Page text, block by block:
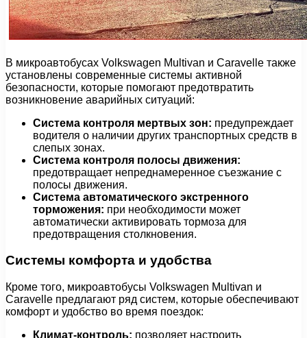
В микроавтобусах Volkswagen Multivan и Caravelle также
установлены современные системы активной
безопасности, которые помогают предотвратить
возникновение аварийных ситуаций:
Система контроля мертвых зон: предупреждает
водителя о наличии других транспортных средств в
слепых зонах.
Система контроля полосы движения:
предотвращает непреднамеренное съезжание с
полосы движения.
Система автоматического экстренного
торможения: при необходимости может
автоматически активировать тормоза для
предотвращения столкновения.
Системы комфорта и удобства
Кроме того, микроавтобусы Volkswagen Multivan и
Caravelle предлагают ряд систем, которые обеспечивают
комфорт и удобство во время поездок:
Климат-контроль: позволяет настроить